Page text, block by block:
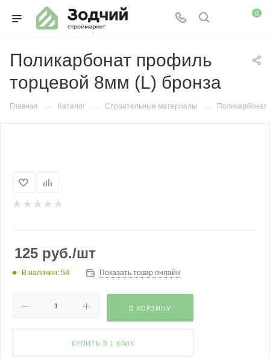
0
Поликарбонат профиль
торцевой 8мм (L) бронза
Главная — Каталог — Строительные материалы — Поликарбонат
125 руб./шт
В наличии: 58 Показать товар онлайн
В КОРЗИНУ
КУПИТЬ В 1 КЛИК